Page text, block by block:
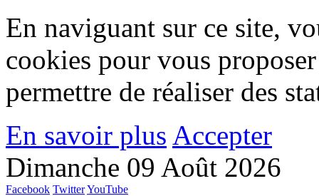
En naviguant sur ce site,
cookies pour vous
permettre de réaliser des
En savoir plus Accepter
Dimanche 09 Août 2026
Facebook TwitterYouTube